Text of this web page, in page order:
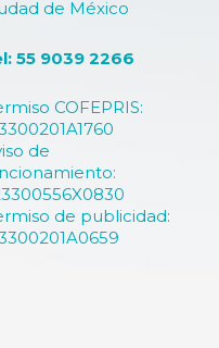
de México
COFEPRIS:
de
de publicidad:
55 9039 2266